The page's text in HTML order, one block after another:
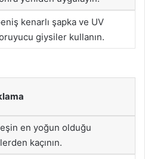
kenarlı şapka ve UV
giysiler kullanın.
en yoğun olduğu
kaçının.